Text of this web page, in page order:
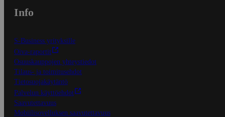
Info
S-Business yrityksille
Oiva-raportit
Osuuskauppojen yhteystiedot
Tilaus- ja toimitusehdot
Tietosuojakäytäntö
Palvelun käyttöehdot
Saavutettavuus
Mobiilisovelluksen saavutettavuus